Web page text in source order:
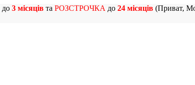
до 3 місяцівта РОЗСТРОЧКА до 24 місяців(Приват,